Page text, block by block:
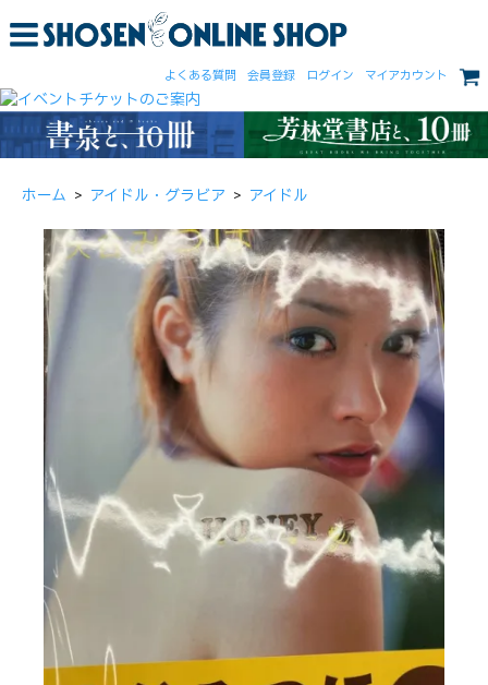
よくある質問 会員登録 ログイン マイアカウント
ホーム > アイドル・グラビア > アイドル